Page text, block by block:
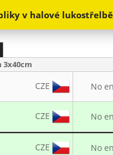
v halové
3x40cm
CZE No
CZE No
CZE No